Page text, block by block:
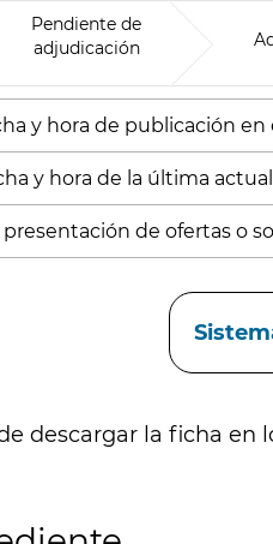
Pendiente de
adjudicación
y hora de publicación en
y hora de la última
de ofertas o
descargar la ficha en